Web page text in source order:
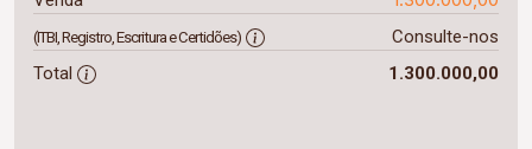
(ITBI, Registro, Escritura e Certidões)
Consulte-nos
Total
1.300.000,00